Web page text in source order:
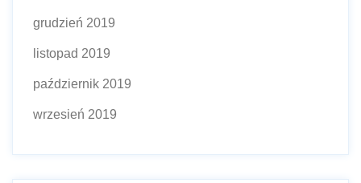
grudzień 2019
listopad 2019
październik 2019
wrzesień 2019